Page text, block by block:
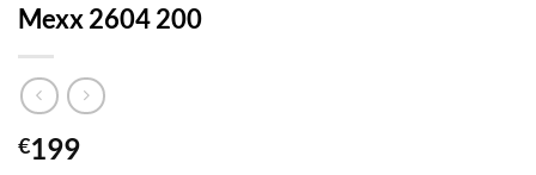
Mexx 2604 200
€199